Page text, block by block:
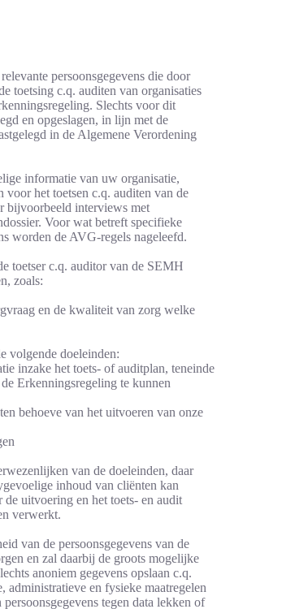
persoonsgegevens die door
toetsing c.q. auditen van organisaties
Slechts voor dit
en opgeslagen, in lijn met de
in de Algemene Verordening
informatie van uw organisatie,
het toetsen c.q. auditen van de
bijvoorbeeld interviews met
Voor wat betreft specifieke
worden de AVG-regels nageleefd.
toetser c.q. auditor van de SEMH
zoals:
en de kwaliteit van zorg welke
volgende doeleinden:
inzake het toets- of auditplan, teneinde
Erkenningsregeling te kunnen
behoeve van het uitvoeren van onze
van de doeleinden, daar
inhoud van cliënten kan
uitvoering en het toets- en audit
verwerkt.
van de persoonsgegevens van de
en zal daarbij de groots mogelijke
anoniem gegevens opslaan c.q.
administratieve en fysieke maatregelen
tegen data lekken of